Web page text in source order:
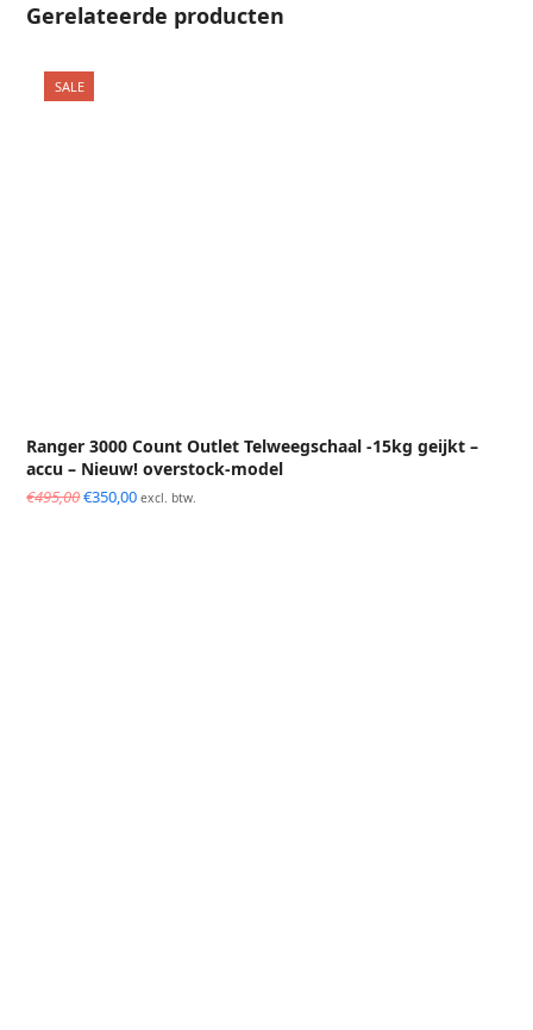
Gerelateerde producten
SALE
Ranger 3000 Count Outlet Telweegschaal -15kg geijkt –
accu – Nieuw! overstock-model
€495,00Oorspronkelijke
€350,00Huidige
excl. btw.